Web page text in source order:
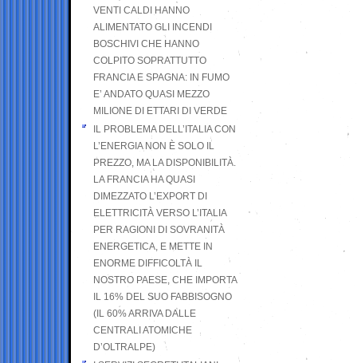
VENTI CALDI HANNO
ALIMENTATO GLI INCENDI
BOSCHIVI CHE HANNO
COLPITO SOPRATTUTTO
FRANCIA E SPAGNA: IN FUMO
E’ ANDATO QUASI MEZZO
MILIONE DI ETTARI DI VERDE
IL PROBLEMA DELL’ITALIA CON
L’ENERGIA NON È SOLO IL
PREZZO, MA LA DISPONIBILITÀ.
LA FRANCIA HA QUASI
DIMEZZATO L’EXPORT DI
ELETTRICITÀ VERSO L’ITALIA
PER RAGIONI DI SOVRANITÀ
ENERGETICA, E METTE IN
ENORME DIFFICOLTÀ IL
NOSTRO PAESE, CHE IMPORTA
IL 16% DEL SUO FABBISOGNO
(IL 60% ARRIVA DALLE
CENTRALI ATOMICHE
D’OLTRALPE)